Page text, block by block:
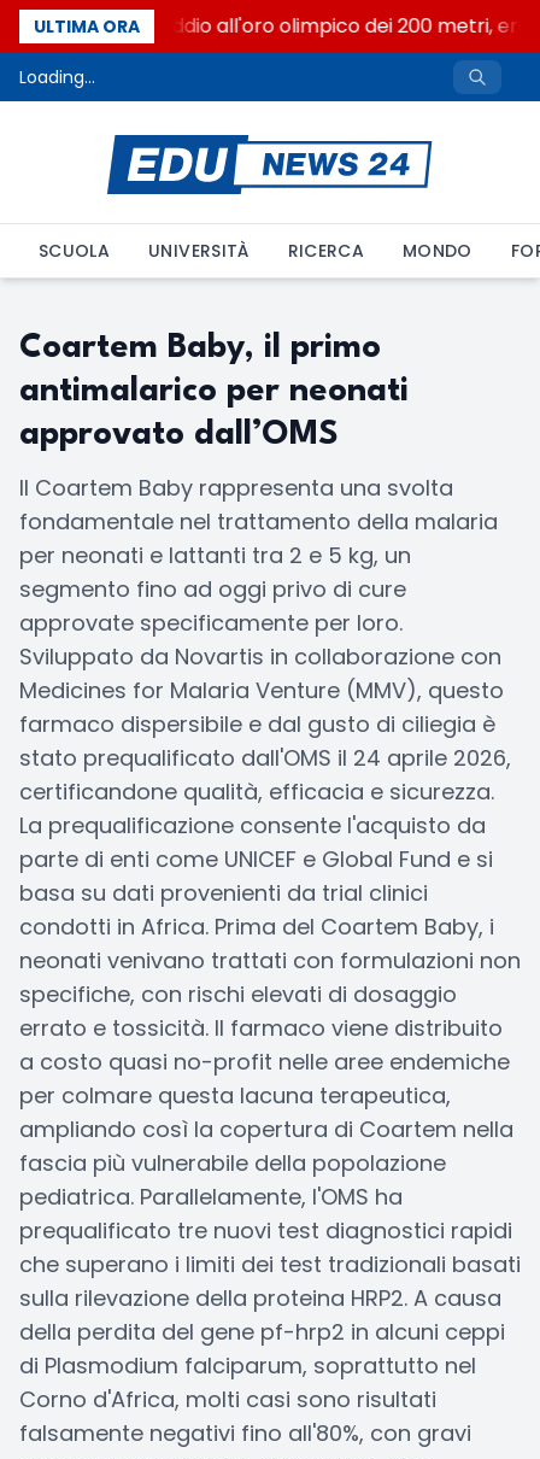
ULTIMA ORA
Livio Berruti, addio all'oro olimpico dei 200 metri,
Loading...
SCUOLA UNIVERSITÀ RICERCA MONDO
Coartem Baby, il primo
antimalarico per neonati
approvato dall’OMS
Il Coartem Baby rappresenta una svolta
fondamentale nel trattamento della malaria
per neonati e lattanti tra 2 e 5 kg, un
segmento fino ad oggi privo di cure
approvate specificamente per loro.
Sviluppato da Novartis in collaborazione con
Medicines for Malaria Venture (MMV), questo
farmaco dispersibile e dal gusto di ciliegia è
stato prequalificato dall'OMS il 24 aprile 2026,
certificandone qualità, efficacia e sicurezza.
La prequalificazione consente l'acquisto da
parte di enti come UNICEF e Global Fund e si
basa su dati provenienti da trial clinici
condotti in Africa. Prima del Coartem Baby, i
neonati venivano trattati con formulazioni non
specifiche, con rischi elevati di dosaggio
errato e tossicità. Il farmaco viene distribuito
a costo quasi no-profit nelle aree endemiche
per colmare questa lacuna terapeutica,
ampliando così la copertura di Coartem nella
fascia più vulnerabile della popolazione
pediatrica. Parallelamente, l'OMS ha
prequalificato tre nuovi test diagnostici rapidi
che superano i limiti dei test tradizionali basati
sulla rilevazione della proteina HRP2. A causa
della perdita del gene pf-hrp2 in alcuni ceppi
di Plasmodium falciparum, soprattutto nel
Corno d'Africa, molti casi sono risultati
falsamente negativi fino all'80%, con gravi